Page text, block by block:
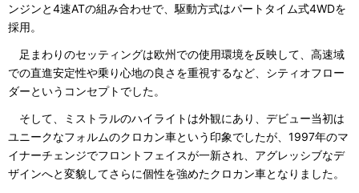
ンジンと4速ATの組み合わせで、駆動方式はパートタイム式4WDを
採用。
足まわりのセッティングは欧州での使用環境を反映して、高速域
での直進安定性や乗り心地の良さを重視するなど、シティオフロー
ダーというコンセプトでした。
そして、ミストラルのハイライトは外観にあり、デビュー当初は
ユニークなフォルムのクロカン車という印象でしたが、1997年のマ
イナーチェンジでフロントフェイスが一新され、アグレッシブなデ
ザインへと変貌してさらに個性を強めたクロカン車となりました。